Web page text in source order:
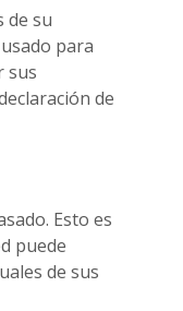
de su
para
sus
de
Esto es
puede
de sus